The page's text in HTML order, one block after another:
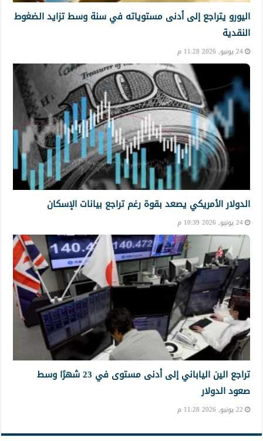
اليورو يتراجع إلى أدنى مستوياته في سنة وسط تزايد الضغوط
النقدية
24 يونيو, 2026 11:28 م
الدولار الأمريكي يصعد بقوة رغم تراجع بيانات الإسكان
24 يونيو, 2026 10:39 م
تراجع الين الياباني إلى أدنى مستوى في 23 شهرًا وسط
صعود الدولار
22 يونيو, 2026 11:28 م